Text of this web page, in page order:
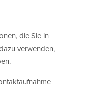
die Sie in
verwenden,